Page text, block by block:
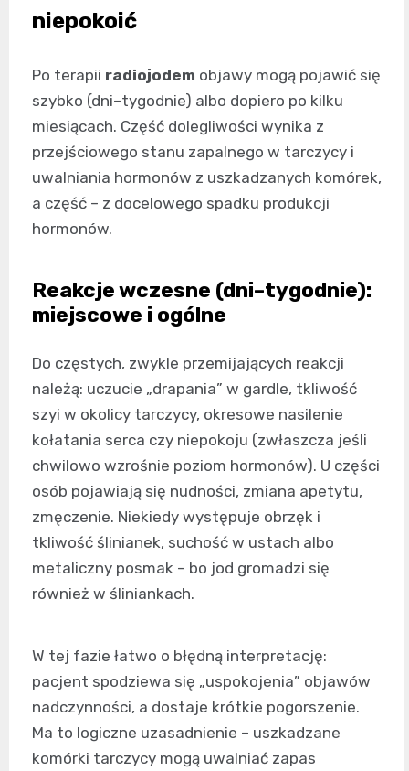
niepokoić
Po terapii radiojodem objawy mogą pojawić się
szybko (dni–tygodnie) albo dopiero po kilku
miesiącach. Część dolegliwości wynika z
przejściowego stanu zapalnego w tarczycy i
uwalniania hormonów z uszkadzanych komórek,
a część – z docelowego spadku produkcji
hormonów.
Reakcje wczesne (dni–tygodnie):
miejscowe i ogólne
Do częstych, zwykle przemijających reakcji
należą: uczucie „drapania” w gardle, tkliwość
szyi w okolicy tarczycy, okresowe nasilenie
kołatania serca czy niepokoju (zwłaszcza jeśli
chwilowo wzrośnie poziom hormonów). U części
osób pojawiają się nudności, zmiana apetytu,
zmęczenie. Niekiedy występuje obrzęk i
tkliwość ślinianek, suchość w ustach albo
metaliczny posmak – bo jod gromadzi się
również w śliniankach.
W tej fazie łatwo o błędną interpretację:
pacjent spodziewa się „uspokojenia” objawów
nadczynności, a dostaje krótkie pogorszenie.
Ma to logiczne uzasadnienie – uszkadzane
komórki tarczycy mogą uwalniać zapas